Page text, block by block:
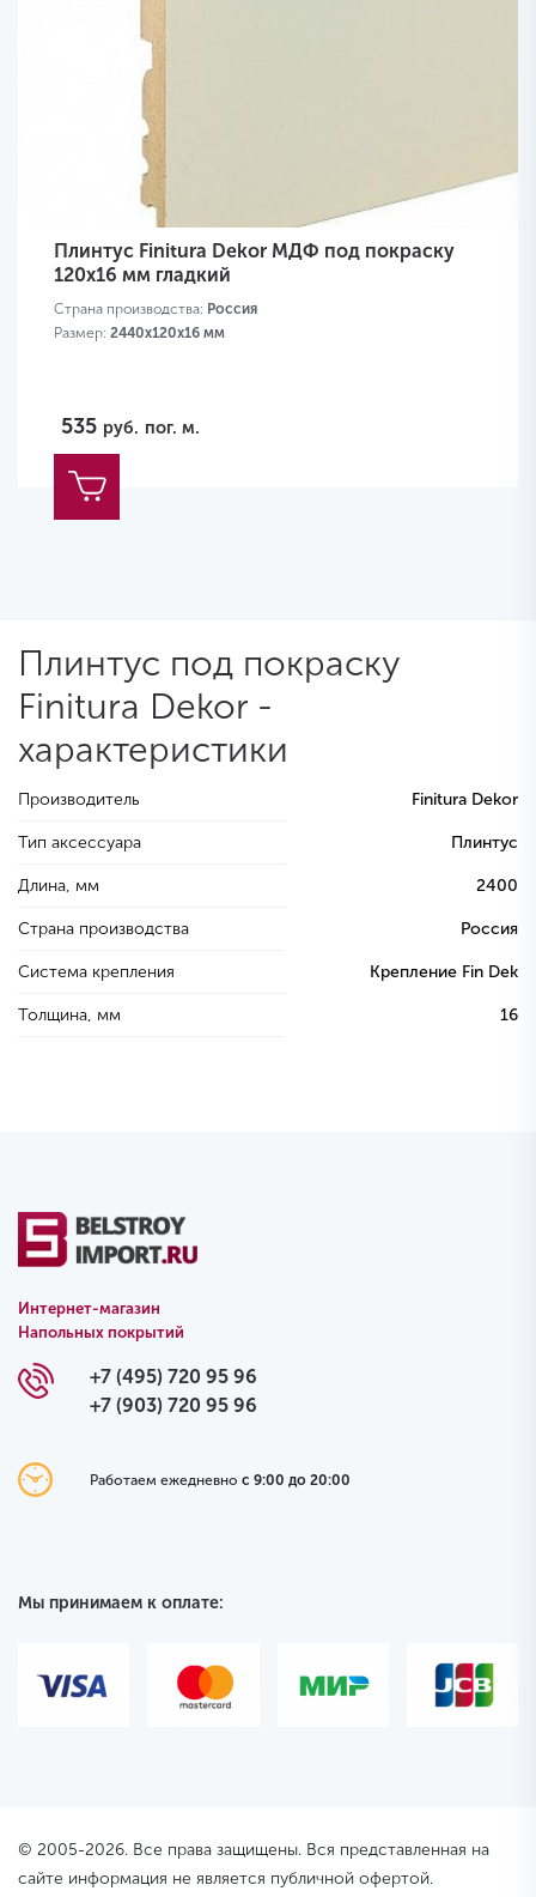
Плинтус Finitura Dekor МДФ под покраску
120x16 мм гладкий
Страна производства: Россия
Размер: 2440х120х16 мм
535 руб. пог. м.
Плинтус под покраску
Finitura Dekor -
характеристики
Производитель Finitura Dekor
Тип аксессуара Плинтус
Длина, мм 2400
Страна производства Россия
Система крепления Крепление Fin Dek
Толщина, мм 16
Интернет-магазин
Напольных покрытий
+7 (495) 720 95 96
+7 (903) 720 95 96
Работаем ежедневно с 9:00 до 20:00
Мы принимаем к оплате:
© 2005-2026. Все права защищены. Вся представленная на
сайте информация не является публичной офертой.